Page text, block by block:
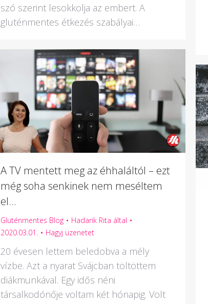
szó szerint lesokkolja az embert. A
gluténmentes étkezés szabályai…
A TV mentett meg az éhhaláltól – ezt
még soha senkinek nem meséltem
el…
Gluténmentes Blog Hadarik Rita által
2020.03.01.
Hagyj üzenetet
20 évesen lettem beledobva a mély
vízbe. Azt a nyarat Svájcban töltöttem
diákmunkával. Egy idős néni
társalkodónője voltam két hónapig. Volt